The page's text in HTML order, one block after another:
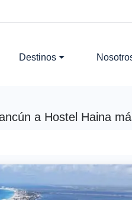
Destinos
a Hostel Haina